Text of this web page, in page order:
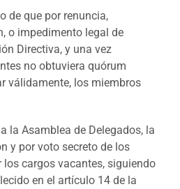
de que por renuncia,
o impedimento legal de
Directiva, y una vez
no obtuviera quórum
válidamente, los miembros
la Asamblea de Delegados, la
y por voto secreto de los
cargos vacantes, siguiendo
en el artículo 14 de la